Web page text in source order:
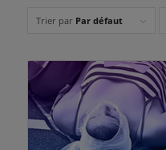
Trier par Par défaut